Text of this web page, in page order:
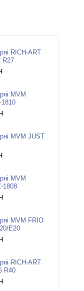
RICH-ART
R27
MVM
1810
MVM JUST
MVM
1808
MVM FRIO
E20
RICH-ART
R40